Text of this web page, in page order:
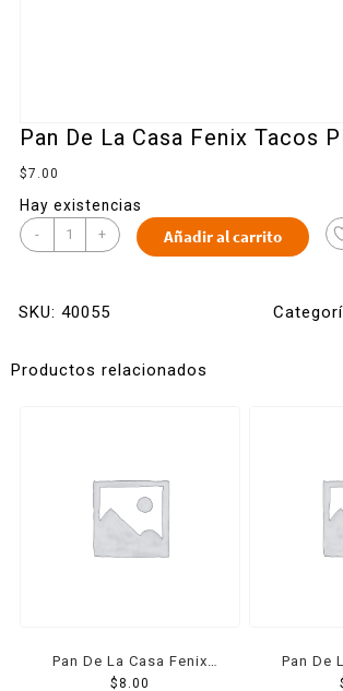
Pan De La Casa Fenix Tacos
$7.00
Hay existencias
- + Añadir al carrito
SKU: 40055
Productos relacionados
Pan De La Casa Fenix
Pastel Paloteado Pieza
$ 8.00
Pan De